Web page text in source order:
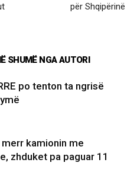
për Shqipërinë
SHUMË NGA AUTORI
po tenton ta ngrisë
kamionin me
zhduket pa paguar 11